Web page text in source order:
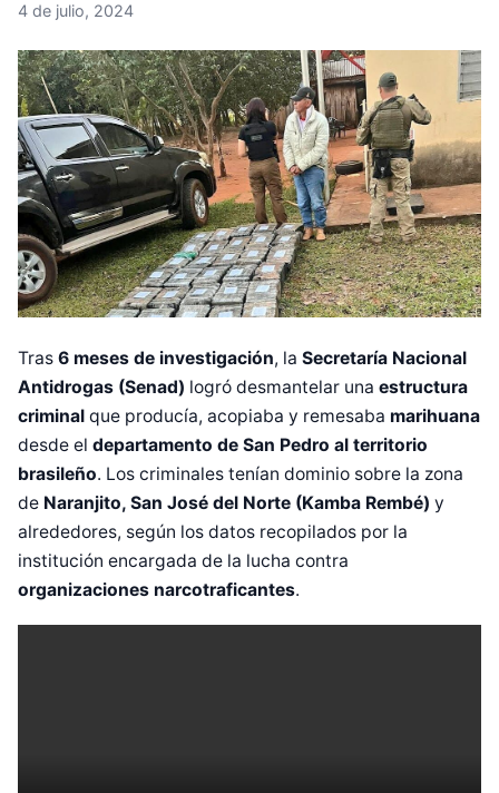
4 de julio, 2024
Tras 6 meses de investigación, la Secretaría Nacional
Antidrogas (Senad) logró desmantelar una estructura
criminal que producía, acopiaba y remesaba marihuana
desde el departamento de San Pedro al territorio
brasileño. Los criminales tenían dominio sobre la zona
de Naranjito, San José del Norte (Kamba Rembé) y
alrededores, según los datos recopilados por la
institución encargada de la lucha contra
organizaciones narcotraficantes.